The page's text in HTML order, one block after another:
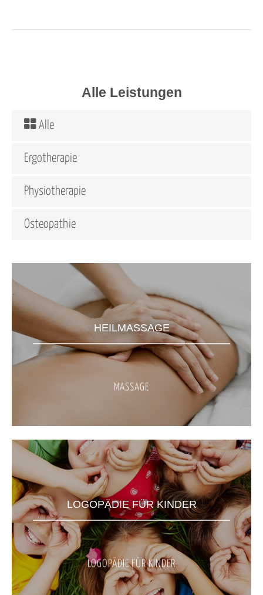
Alle Leistungen
Alle
Ergotherapie
Physiotherapie
Osteopathie
HEILMASSAGE
MASSAGE
LOGOPÄDIE FÜR KINDER
LOGOPÄDIE FÜR KINDER